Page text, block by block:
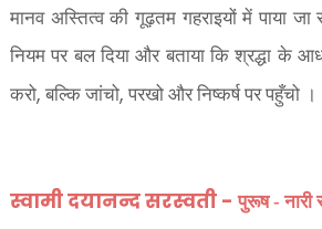
मानव अस्तित्व की गूढ़तम गहराइयों में पाया
नियम पर बल दिया और बताया कि श्रद्धा के
करो, बल्कि जांचो, परखो और निष्कर्ष पर पहुँचो ।
स्वामी दयानन्द सरस्वती -पुरूष - नारी